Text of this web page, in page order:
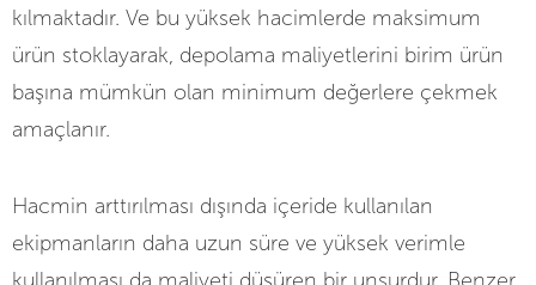
kılmaktadır. Ve bu yüksek hacimlerde maksimum
ürün stoklayarak, depolama maliyetlerini birim ürün
başına mümkün olan minimum değerlere çekmek
amaçlanır.
Hacmin arttırılması dışında içeride kullanılan
ekipmanların daha uzun süre ve yüksek verimle